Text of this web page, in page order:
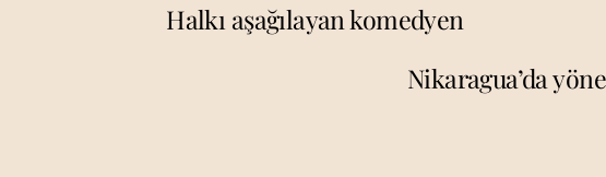
Halkı aşağılayan komedyen
Nikaragua’da